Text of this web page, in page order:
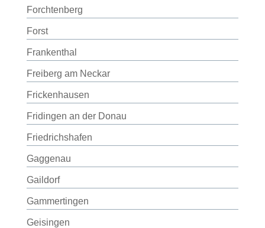
Forchtenberg
Forst
Frankenthal
Freiberg am Neckar
Frickenhausen
Fridingen an der Donau
Friedrichshafen
Gaggenau
Gaildorf
Gammertingen
Geisingen